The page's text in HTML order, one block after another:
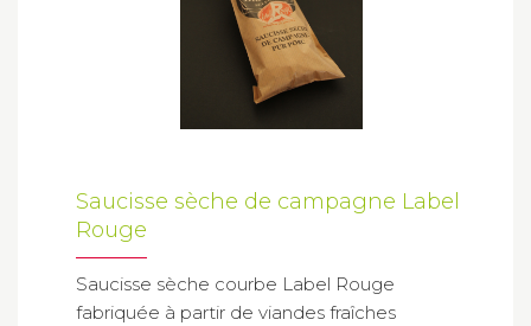
Saucisse sèche de campagne Label
Rouge
Saucisse sèche courbe Label Rouge
fabriquée à partir de viandes fraîches